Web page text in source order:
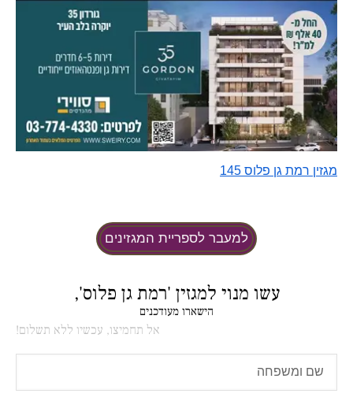
מגזין רמת גן פלוס 145
למעבר לספריית המגזינים
עשו מנוי למגזין 'רמת גן פלוס',
הישארו מעודכנים
אל תחמיצו, עכשיו ללא תשלום!